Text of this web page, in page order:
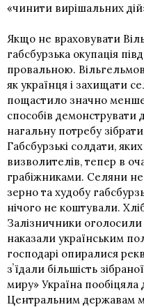
«чинити вирішальних
Якщо не враховувати
габсбурзька окупація
провальною.
як українця і захищати
пощастило значно
способів демонструвати
нагальну потребу
Габсбурзькі солдати,
визволителів, тепер в
грабіжниками. Селяни
зерно та худобу
нічого не коштували.
Залізничники оголосили
наказали українським
господарі опиралися
зʼїдали більшість
миру» Україна пообіцяла
Центральним державам